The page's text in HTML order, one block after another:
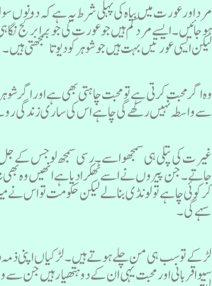
مرد اور عورت میں بیاہ کی پہلی شرط یہ ہے کہ
ہو جائیں ۔ ایسے مرد کم ہیں جو عورت کی جو برابرکج
لیکن ایسی عورتیں بہت ہیں جوشو ہر کودیوتا سمجھتی ہیں۔
وہ اگر محبت کرتی ہے تو محبت چاہتی بھی ہے اور اگر
سے واسطہ نہیں رکھے گی چاہے اس کی ساری
غیرت کی پتلی ہی سمجھواسے۔ رسی سمجھ لو جس کے
جاتے ۔جن پیروں نے اسے ٹھکرادیا ہے انھیں وہ بھی
کر کوئی چاہے تو لونڈی بنا لے لیکن حکومت تو اس نے
سہے گی۔
لڑکے تو سب ہی من چلے ہوتے ہیں۔ لڑکیا ں اپنی
سیوا قربانی اور محبت یہی ان کے دو ہتھیار ہیں جن سے